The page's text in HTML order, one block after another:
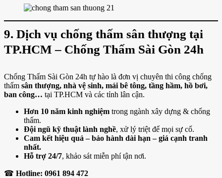
9. Dịch vụ chống thấm sân thượng tại
TP.HCM – Chống Thấm Sài Gòn 24h
Chống Thấm Sài Gòn 24h tự hào là đơn vị chuyên thi công chống
thấm sân thượng, nhà vệ sinh, mái bê tông, tầng hầm, hồ bơi,
ban công… tại TP.HCM và các tỉnh lân cận.
Hơn 10 năm kinh nghiệm trong ngành xây dựng & chống
thấm.
Đội ngũ kỹ thuật lành nghề, xử lý triệt để mọi sự cố.
Cam kết hiệu quả – bảo hành dài hạn – giá cạnh tranh
nhất.
Hỗ trợ 24/7, khảo sát miễn phí tận nơi.
☎ Hotline: 0961 894 472